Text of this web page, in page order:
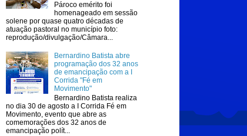
Pároco emérito foi
homenageado em sessão
solene por quase quatro décadas de
atuação pastoral no município foto:
reprodução/divulgação/Câmara...
Bernardino Batista abre
programação dos 32 anos
de emancipação com a I
Corrida "Fé em
Movimento"
Bernardino Batista realiza
no dia 30 de agosto a I Corrida Fé em
Movimento, evento que abre as
comemorações dos 32 anos de
emancipação polít...